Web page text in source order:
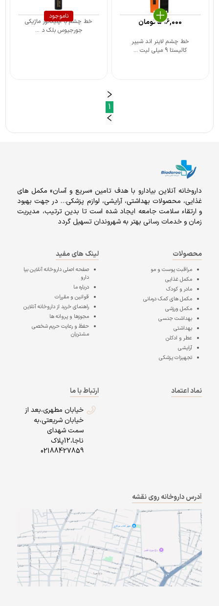
خط چشم لاینر اند شیپر
کالیستا 9 میلی لیت ...
596,000تومان
ناموجود
خط چشم با اپلیکاتور ماژیکی
جورجیوس بلک د ...
1
داروخانه آنلاين بيادارو با هدف تامين «سریع و آسان» مكمل هاى
غذايى، محصولات بهداشتى، آرايشى، لوازم پزشکی… در جهت بهبود
و ارتقاء سلامت جامعه ایجاد شده است تا بدین ترتیب، مدیریت
زمان و خدمات رسانی بهتر به شهروندان تسهیل گردد
محصولات
مراقبت پوست و مو
مکمل غذایی
مادر و کودک
مکمل های کمک درمانی
مکمل ورزشی
بهداشت جنسی
بهداشتی
عطر و ادکلن
آرایشی
تجهیزات پزشکی
لینک های مفید
صفحه اصلیداروخانه آنلاین بیا
دارو
درباره ما
قوانین و مقررات
راهنمای خرید از داروخانه آنلاین
مجوزها و پروانه ها
حفظ و رعایت حریم شخصی
مشتریان
نماد اعتماد
ارتباط با ما
خیابان مطهری،بعد از
خیابان شریعتی،به
سمت شهدای
ناجا،12پلاک
02188427859
آدرس داروخانه روی نقشه